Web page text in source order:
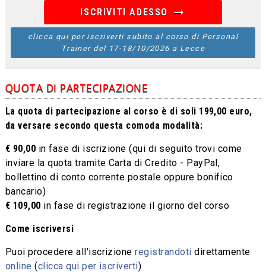
ISCRIVITI ADESSO arrow_right_alt
clicca qui per iscriverti subito al corso di Personal
Trainer del 17-18/10/2026 a Lecce
QUOTA DI PARTECIPAZIONE
La quota di partecipazione al corso è di soli 199,00 euro,
da versare secondo questa comoda modalità:
€ 90,00 in fase di iscrizione (qui di seguito trovi come
inviare la quota tramite Carta di Credito - PayPal,
bollettino di conto corrente postale oppure bonifico
bancario)
€ 109,00 in fase di registrazione il giorno del corso
Come iscriversi
Puoi procedere all'iscrizioneregistrandoti direttamente
online (clicca qui per iscriverti)